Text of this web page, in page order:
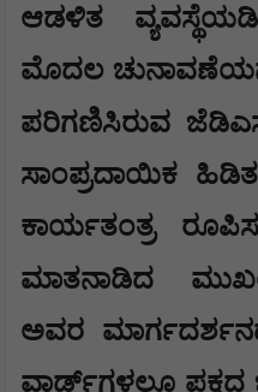
ಆಡಳಿತ
ಮೊದಲ
ಪರಿಗಣಿಸಿರುವ
ಸಾಂಪ್ರದಾಯಿಕ
ಕಾರ್ಯತಂತ್ರ
ಮಾತನಾಡಿದ
ಅವರ
ವಾರ್ಡ್‌ಗಳಲ್ಲೂ